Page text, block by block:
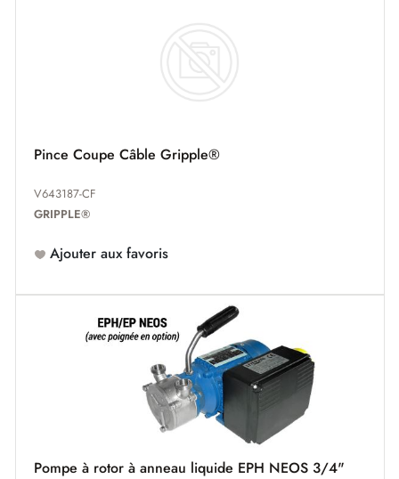
Pince Coupe Câble Gripple®
V643187-CF
GRIPPLE®
Ajouter aux favoris
Pompe à rotor à anneau liquide EPH NEOS 3/4"